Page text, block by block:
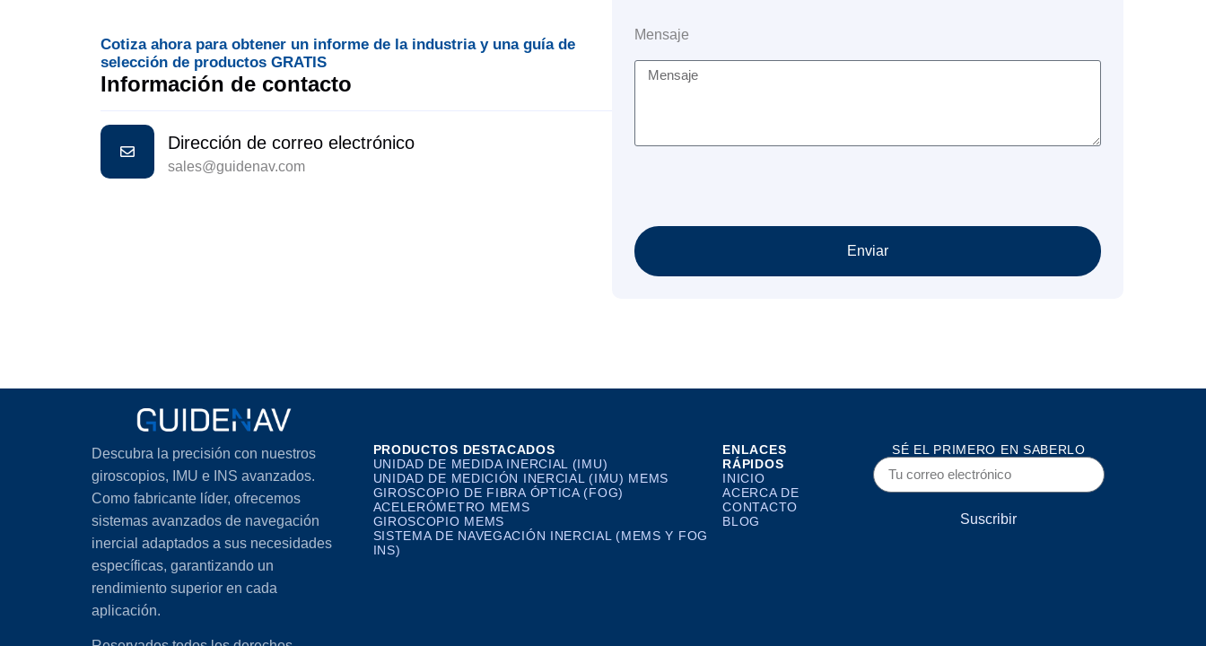
Cotiza ahora para obtener un informe de la industria y una guía de
selección de productos GRATIS
Información de contacto
Dirección de correo electrónico
sales@guidenav.com
Mensaje
Enviar
Descubra la precisión con nuestros
giroscopios, IMU e INS avanzados.
Como fabricante líder, ofrecemos
sistemas avanzados de navegación
inercial adaptados a sus necesidades
específicas, garantizando un
rendimiento superior en cada
aplicación.
PRODUCTOS DESTACADOS
UNIDAD DE MEDIDA INERCIAL (IMU)
UNIDAD DE MEDICIÓN INERCIAL (IMU) MEMS
GIROSCOPIO DE FIBRA ÓPTICA (FOG)
ACELERÓMETRO MEMS
GIROSCOPIO MEMS
SISTEMA DE NAVEGACIÓN INERCIAL (MEMS Y FOG
INS)
ENLACES
RÁPIDOS
INICIO
ACERCA DE
CONTACTO
BLOG
SÉ EL PRIMERO EN SABERLO
Suscribir